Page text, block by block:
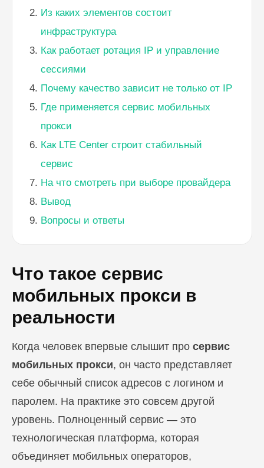
Из каких элементов состоит
инфраструктура
Как работает ротация IP и управление
сессиями
Почему качество зависит не только от IP
Где применяется сервис мобильных
прокси
Как LTE Center строит стабильный
сервис
На что смотреть при выборе провайдера
Вывод
Вопросы и ответы
Что такое сервис
мобильных прокси в
реальности
Когда человек впервые слышит про сервис
мобильных прокси, он часто представляет
себе обычный список адресов с логином и
паролем. На практике это совсем другой
уровень. Полноценный сервис — это
технологическая платформа, которая
объединяет мобильных операторов,